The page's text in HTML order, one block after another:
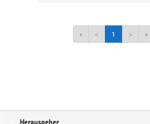
« < 1 > »
Service